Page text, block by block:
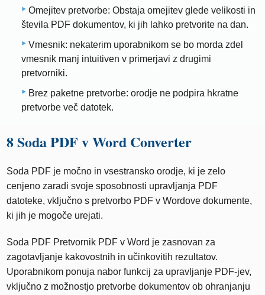
Omejitev pretvorbe: Obstaja omejitev glede velikosti in
števila PDF dokumentov, ki jih lahko pretvorite na dan.
Vmesnik: nekaterim uporabnikom se bo morda zdel
vmesnik manj intuitiven v primerjavi z drugimi
pretvorniki.
Brez paketne pretvorbe: orodje ne podpira hkratne
pretvorbe več datotek.
8 Soda PDF v Word Converter
Soda PDF je močno in vsestransko orodje, ki je zelo
cenjeno zaradi svoje sposobnosti upravljanja PDF
datoteke, vključno s pretvorbo PDF v Wordove dokumente,
ki jih je mogoče urejati.
Soda PDF Pretvornik PDF v Word je zasnovan za
zagotavljanje kakovostnih in učinkovitih rezultatov.
Uporabnikom ponuja nabor funkcij za upravljanje PDF-jev,
vključno z možnostjo pretvorbe dokumentov ob ohranjanju